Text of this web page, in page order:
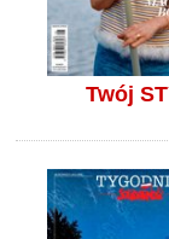
Twój